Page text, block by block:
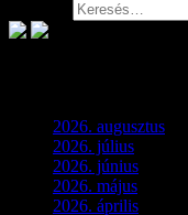
2026. augusztus
2026. július
2026. június
2026. május
2026. április